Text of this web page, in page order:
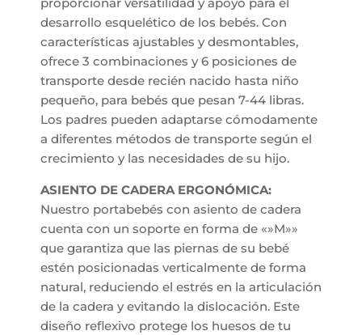
desarrollo esquelético de los bebés. Con
características ajustables y desmontables,
ofrece 3 combinaciones y 6 posiciones de
transporte desde recién nacido hasta niño
pequeño, para bebés que pesan 7-44 libras.
Los padres pueden adaptarse cómodamente
a diferentes métodos de transporte según el
crecimiento y las necesidades de su hijo.
ASIENTO DE CADERA ERGONÓMICA:
Nuestro portabebés con asiento de cadera
cuenta con un soporte en forma de «»M»»
que garantiza que las piernas de su bebé
estén posicionadas verticalmente de forma
natural, reduciendo el estrés en la articulación
de la cadera y evitando la dislocación. Este
diseño reflexivo protege los huesos de tu